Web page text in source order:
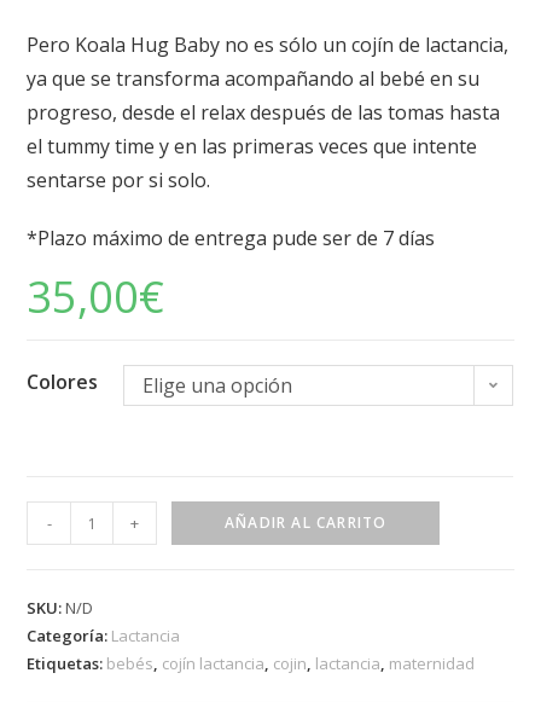
Pero Koala Hug Baby no es sólo un cojín de lactancia,
ya que se transforma acompañando al bebé en su
progreso, desde el relax después de las tomas hasta
el tummy time y en las primeras veces que intente
sentarse por si solo.
*Plazo máximo de entrega pude ser de 7 días
35,00€
Colores Elige una opción
- + AÑADIR AL CARRITO
SKU:N/D
Categoría: Lactancia
Etiquetas: bebés, cojín lactancia, cojin, lactancia, maternidad